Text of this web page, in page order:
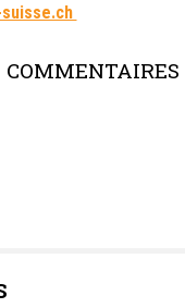
COMMENTAIRES